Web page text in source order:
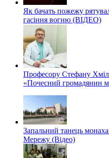
Як бачать пожежу
гасіння вогню (ВІДЕО)
Професору Стефану
«Почесний громадянин
Запальний танець
Мережу (Відео)